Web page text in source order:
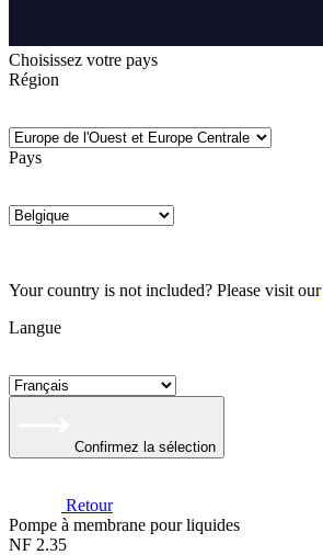
Choisissez votre pays
Région
Pays
Your country is not included? Please visit our
Langue
Confirmez la sélection
Retour
Pompe à membrane pour liquides
NF 2.35